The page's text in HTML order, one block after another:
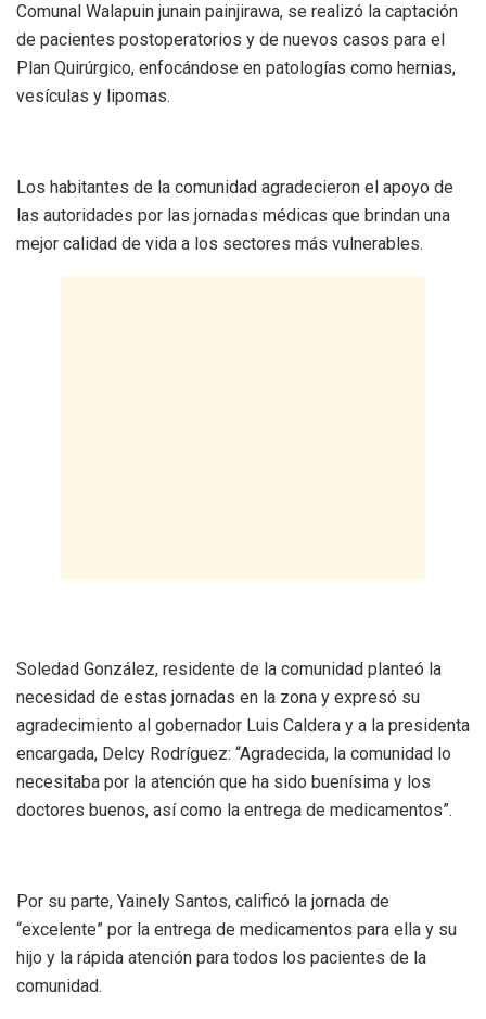
Comunal Walapuin junain painjirawa, se realizó la captación
de pacientes postoperatorios y de nuevos casos para el
Plan Quirúrgico, enfocándose en patologías como hernias,
vesículas y lipomas.
Los habitantes de la comunidad agradecieron el apoyo de
las autoridades por las jornadas médicas que brindan una
mejor calidad de vida a los sectores más vulnerables.
Soledad González, residente de la comunidad planteó la
necesidad de estas jornadas en la zona y expresó su
agradecimiento al gobernador Luis Caldera y a la presidenta
encargada, Delcy Rodríguez: “Agradecida, la comunidad lo
necesitaba por la atención que ha sido buenísima y los
doctores buenos, así como la entrega de medicamentos”.
Por su parte, Yainely Santos, calificó la jornada de
“excelente” por la entrega de medicamentos para ella y su
hijo y la rápida atención para todos los pacientes de la
comunidad.